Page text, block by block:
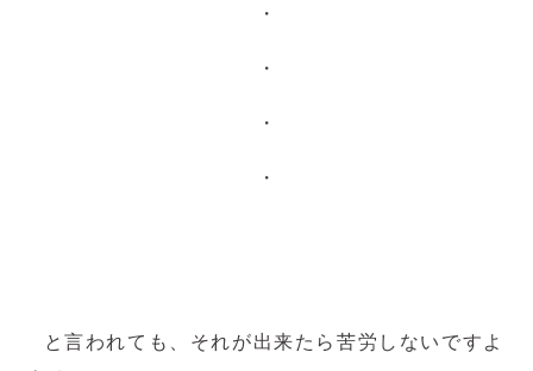
・
・
・
・
と言われても、それが出来たら苦労しないですよ